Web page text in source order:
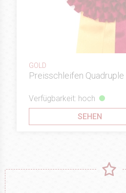
GOLD
Preisschleifen
Verfügbarkeit: hoch
SEHEN